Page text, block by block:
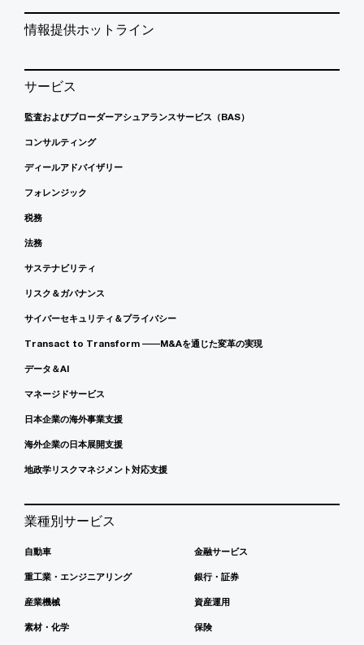
情報提供ホットライン
サービス
監査およびブローダーアシュアランスサービス（BAS）
コンサルティング
ディールアドバイザリー
フォレンジック
税務
法務
サステナビリティ
リスク＆ガバナンス
サイバーセキュリティ＆プライバシー
Transact to Transform ――M&Aを通じた変革の実現
データ＆AI
マネージドサービス
日本企業の海外事業支援
海外企業の日本展開支援
地政学リスクマネジメント対応支援
業種別サービス
自動車
重工業・エンジニアリング
産業機械
素材・化学
金融サービス
銀行・証券
資産運用
保険